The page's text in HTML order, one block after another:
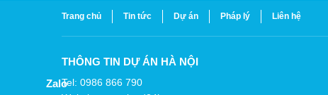
Trang chủ Tin tức Dự án Pháp lý Liên hệ
THÔNG TIN DỰ ÁN HÀ NỘI
Tel: 0986 866 790
Zalo